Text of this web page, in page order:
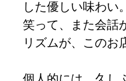
した優しい味わい
笑って、また会話
リズムが、このお